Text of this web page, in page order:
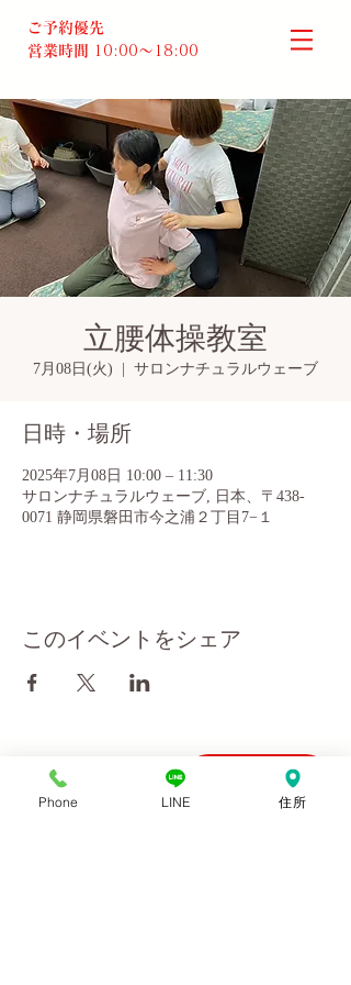
ご予約優先
営業時間 10:00～18:00​
立腰体操教室
7月08日(火) サロンナチュラルウェーブ
日時・場所
2025年7月08日 10:00 – 11:30
サロンナチュラルウェーブ, 日本、〒438-
0071 静岡県磐田市今之浦２丁目7−１
このイベントをシェア
会社概要
お問い合わせ
10:00～18:00
Phone LINE 住所